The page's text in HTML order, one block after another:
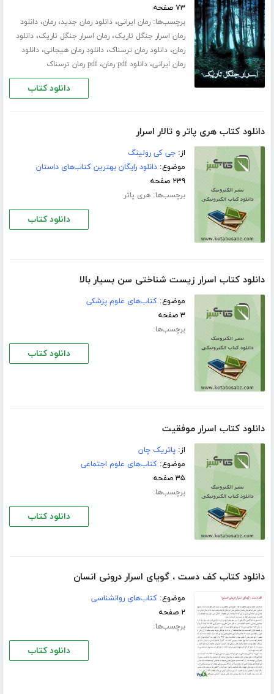
۷۳ صفحه
برچسب‌ها:رمان ایرانی،دانلود رمان جدید،رمان،دانلود
رمان اسرار جنگل تاریک،رمان اسرار جنگل تاریک،دانلود
رمان،دانلود رمان ترسناک،دانلود رمان هیجانی،دانلود
رمان ایرانی،دانلود pdf رمان ،pdf رمان ترسناک
دانلود کتاب
دانلود کتاب هری پاتر و تالار اسرار
از:جی کی رولینگ
موضوع:دانلود رایگان بهترین کتاب‌های داستان
۲۳۹ صفحه
برچسب‌ها:هری پاتر
دانلود کتاب
دانلود کتاب اسرار زیست شناختی سن بسیار بالا
موضوع:کتاب‌های علوم پزشکی
۳ صفحه
برچسب‌ها:
دانلود کتاب
دانلود کتاب اسرار موفقیت
از:پاتریک چان
موضوع:کتاب‌های علوم اجتماعی
۳۵ صفحه
برچسب‌ها:
دانلود کتاب
دانلود کتاب کف دست ، گویای اسرار درونی انسان
موضوع:کتاب‌های روانشناسی
۲ صفحه
برچسب‌ها:
دانلود کتاب